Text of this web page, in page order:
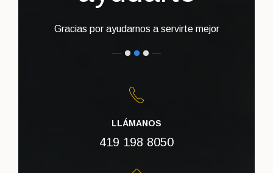
Gracias por ayudarnos a servirte mejor
LLÁMANOS
419 198 8050